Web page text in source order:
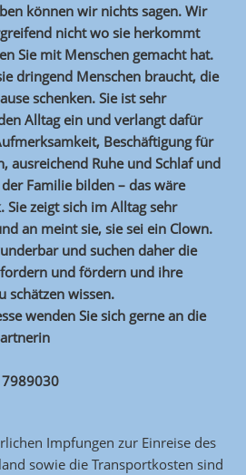
können wir nichts sagen. Wir
nicht wo sie herkommt
Sie mit Menschen gemacht hat.
dringend Menschen braucht, die
schenken. Sie ist sehr
Alltag ein und verlangt dafür
Beschäftigung für
ausreichend Ruhe und Schlaf und
Familie bilden – das wäre
Sie zeigt sich im Alltag sehr
an meint sie, sie sei ein Clown.
und suchen daher die
und fördern und ihre
schätzen wissen.
wenden Sie sich gerne an die
Impfungen zur Einreise des
sowie die Transportkosten sind